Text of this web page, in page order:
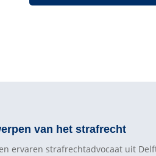
van het strafrecht
ervaren strafrechtadvocaat uit